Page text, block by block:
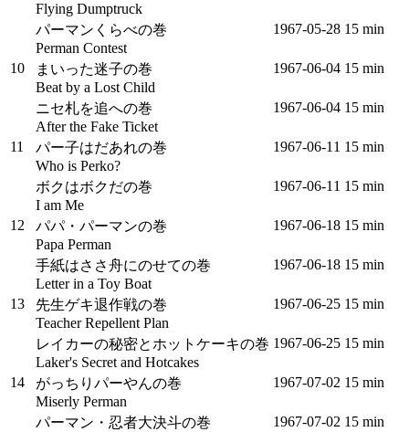
Flying Dumptruck
パーマンくらべの巻
Perman Contest
1967‑05‑28 15 min
10
まいった迷子の巻
Beat by a Lost Child
1967‑06‑04 15 min
ニセ札を追への巻
After the Fake Ticket
1967‑06‑04 15 min
11
パー子はだあれの巻
Who is Perko?
1967‑06‑11 15 min
ボクはボクだの巻
I am Me
1967‑06‑11 15 min
12
パパ・パーマンの巻
Papa Perman
1967‑06‑18 15 min
手紙はささ舟にのせての巻
Letter in a Toy Boat
1967‑06‑18 15 min
13
先生ゲキ退作戦の巻
Teacher Repellent Plan
1967‑06‑25 15 min
レイカーの秘密とホットケーキの巻
Laker's Secret and Hotcakes
1967‑06‑25 15 min
14
がっちりパーやんの巻
Miserly Perman
1967‑07‑02 15 min
パーマン・忍者大決斗の巻
1967‑07‑02 15 min